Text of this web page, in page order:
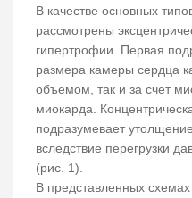
В качестве основных
рассмотрены
гипертрофии. Первая
размера камеры сердца
объемом, так и за счет
миокарда.
подразумевает
вследствие перегрузки
(рис. 1).
В представленных